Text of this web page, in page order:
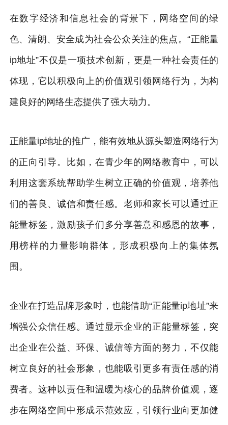
在数字经济和信息社会的背景下，网络空间的绿
色、清朗、安全成为社会公众关注的焦点。“正能量
ip地址”不仅是一项技术创新，更是一种社会责任的
体现，它以积极向上的价值观引领网络行为，为构
建良好的网络生态提供了强大动力。
正能量ip地址的推广，能有效地从源头塑造网络行为
的正向引导。比如，在青少年的网络教育中，可以
利用这套系统帮助学生树立正确的价值观，培养他
们的善良、诚信和责任感。老师和家长可以通过正
能量标签，激励孩子们多分享善意和感恩的故事，
用榜样的力量影响群体，形成积极向上的集体氛
围。
企业在打造品牌形象时，也能借助“正能量ip地址”来
增强公众信任感。通过显示企业的正能量标签，突
出企业在公益、环保、诚信等方面的努力，不仅能
树立良好的社会形象，也能吸引更多有责任感的消
费者。这种以责任和温暖为核心的品牌价值观，逐
步在网络空间中形成示范效应，引领行业向更加健